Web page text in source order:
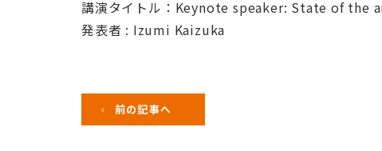
講演タイトル：Keynote speaker: State of
発表者 : Izumi Kaizuka
前の記事へ